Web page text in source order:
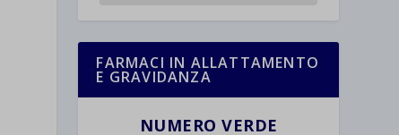
FARMACI IN ALLATTAMENTO
E GRAVIDANZA
NUMERO VERDE